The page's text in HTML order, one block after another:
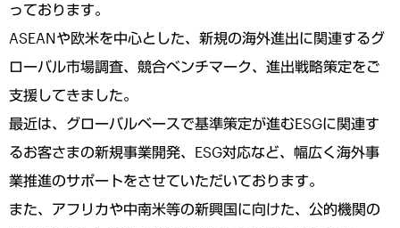
っております。
ASEANや欧米を中心とした、新規の海外進出に関連するグ
ローバル市場調査、競合ベンチマーク、進出戦略策定をご
支援してきました。
最近は、グローバルベースで基準策定が進むESGに関連す
るお客さまの新規事業開発、ESG対応など、幅広く海外事
業推進のサポートをさせていただいております。
また、アフリカや中南米等の新興国に向けた、公的機関の